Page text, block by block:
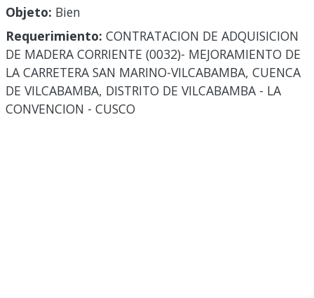
Objeto: Bien
Requerimiento: CONTRATACION DE ADQUISICION
DE MADERA CORRIENTE (0032)- MEJORAMIENTO DE
LA CARRETERA SAN MARINO-VILCABAMBA, CUENCA
DE VILCABAMBA, DISTRITO DE VILCABAMBA - LA
CONVENCION - CUSCO